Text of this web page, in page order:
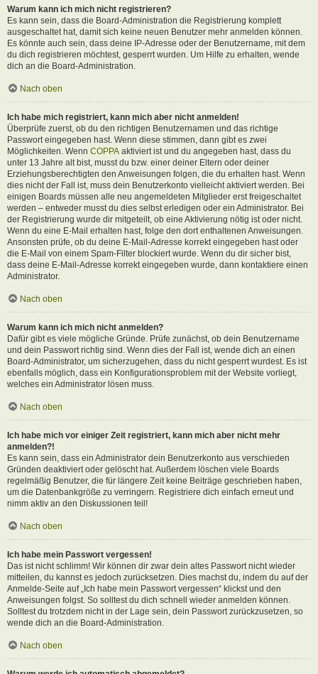
Warum kann ich mich nicht registrieren?
Es kann sein, dass die Board-Administration die Registrierung komplett
ausgeschaltet hat, damit sich keine neuen Benutzer mehr anmelden können.
Es könnte auch sein, dass deine IP-Adresse oder der Benutzername, mit dem
du dich registrieren möchtest, gesperrt wurden. Um Hilfe zu erhalten, wende
dich an die Board-Administration.
Nach oben
Ich habe mich registriert, kann mich aber nicht anmelden!
Überprüfe zuerst, ob du den richtigen Benutzernamen und das richtige
Passwort eingegeben hast. Wenn diese stimmen, dann gibt es zwei
Möglichkeiten. Wenn COPPA aktiviert ist und du angegeben hast, dass du
unter 13 Jahre alt bist, musst du bzw. einer deiner Eltern oder deiner
Erziehungsberechtigten den Anweisungen folgen, die du erhalten hast. Wenn
dies nicht der Fall ist, muss dein Benutzerkonto vielleicht aktiviert werden. Bei
einigen Boards müssen alle neu angemeldeten Mitglieder erst freigeschaltet
werden – entweder musst du dies selbst erledigen oder ein Administrator. Bei
der Registrierung wurde dir mitgeteilt, ob eine Aktivierung nötig ist oder nicht.
Wenn du eine E-Mail erhalten hast, folge den dort enthaltenen Anweisungen.
Ansonsten prüfe, ob du deine E-Mail-Adresse korrekt eingegeben hast oder
die E-Mail von einem Spam-Filter blockiert wurde. Wenn du dir sicher bist,
dass deine E-Mail-Adresse korrekt eingegeben wurde, dann kontaktiere einen
Administrator.
Nach oben
Warum kann ich mich nicht anmelden?
Dafür gibt es viele mögliche Gründe. Prüfe zunächst, ob dein Benutzername
und dein Passwort richtig sind. Wenn dies der Fall ist, wende dich an einen
Board-Administrator, um sicherzugehen, dass du nicht gesperrt wurdest. Es ist
ebenfalls möglich, dass ein Konfigurationsproblem mit der Website vorliegt,
welches ein Administrator lösen muss.
Nach oben
Ich habe mich vor einiger Zeit registriert, kann mich aber nicht mehr
anmelden?!
Es kann sein, dass ein Administrator dein Benutzerkonto aus verschieden
Gründen deaktiviert oder gelöscht hat. Außerdem löschen viele Boards
regelmäßig Benutzer, die für längere Zeit keine Beiträge geschrieben haben,
um die Datenbankgröße zu verringern. Registriere dich einfach erneut und
nimm aktiv an den Diskussionen teil!
Nach oben
Ich habe mein Passwort vergessen!
Das ist nicht schlimm! Wir können dir zwar dein altes Passwort nicht wieder
mitteilen, du kannst es jedoch zurücksetzen. Dies machst du, indem du auf der
Anmelde-Seite auf „Ich habe mein Passwort vergessen“ klickst und den
Anweisungen folgst. So solltest du dich schnell wieder anmelden können.
Solltest du trotzdem nicht in der Lage sein, dein Passwort zurückzusetzen, so
wende dich an die Board-Administration.
Nach oben